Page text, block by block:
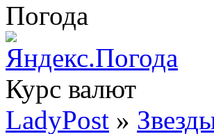
Погода
Курс валют
LadyPost »